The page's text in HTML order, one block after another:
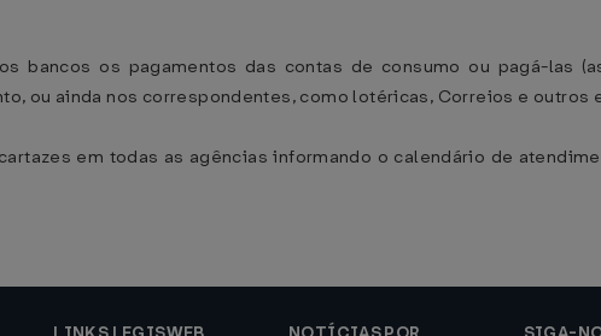
bancos os pagamentos das contas de consumo ou pagá-las
ou ainda nos correspondentes, como lotéricas, Correios e
em todas as agências informando o calendário de